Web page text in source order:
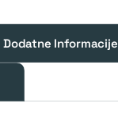
Dodatne Informacije